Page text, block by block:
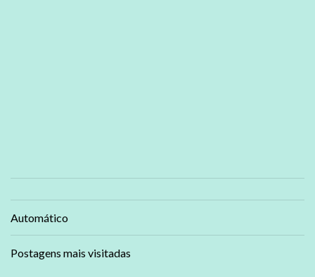
Automático
Postagens mais visitadas